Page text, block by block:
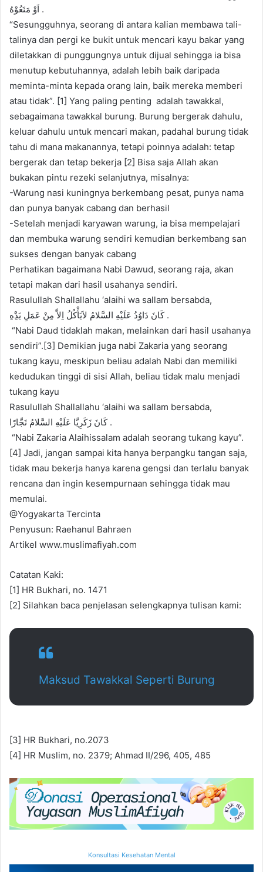
ﺍَﻭْ ﻣَﻨَﻌُﻮْﻩُ .
“Sesungguhnya, seorang di antara kalian membawa tali-
talinya dan pergi ke bukit untuk mencari kayu bakar yang
diletakkan di punggungnya untuk dijual sehingga ia bisa
menutup kebutuhannya, adalah lebih baik daripada
meminta-minta kepada orang lain, baik mereka memberi
atau tidak”. [1] Yang paling penting adalah tawakkal,
sebagaimana tawakkal burung. Burung bergerak dahulu,
keluar dahulu untuk mencari makan, padahal burung tidak
tahu di mana makanannya, tetapi poinnya adalah: tetap
bergerak dan tetap bekerja [2] Bisa saja Allah akan
bukakan pintu rezeki selanjutnya, misalnya:
-Warung nasi kuningnya berkembang pesat, punya nama
dan punya banyak cabang dan berhasil
-Setelah menjadi karyawan warung, ia bisa mempelajari
dan membuka warung sendiri kemudian berkembang san
sukses dengan banyak cabang
Perhatikan bagaimana Nabi Dawud, seorang raja, akan
tetapi makan dari hasil usahanya sendiri.
Rasulullah Shallallahu ‘alaihi wa sallam bersabda,
ﻛَﺎﻥَ ﺩَﺍﻭُﺩُ ﻋَﻠَﻴْﻪِ ﺍﻟﺴَّﻼﻡُ ﻻَﻳَﺄْﻛُﻞُ ﺍِﻻَّ ﻣِﻦْ ﻋَﻤَﻞِ ﻳَﺪَِْﻩِ .
“Nabi Daud tidaklah makan, melainkan dari hasil usahanya
sendiri”.[3] Demikian juga nabi Zakaria yang seorang
tukang kayu, meskipun beliau adalah Nabi dan memiliki
kedudukan tinggi di sisi Allah, beliau tidak malu menjadi
tukang kayu
Rasulullah Shallallahu ‘alaihi wa sallam bersabda,
ﻛَﺎﻥَ ﺯَﻛَﺮِﻳَّﺎ ﻋَﻠَﻴْﻪِ ﺍﻟﺴَّﻼﻡُ ﻧَﺠَّﺎﺭًﺍ .
“Nabi Zakaria Alaihissalam adalah seorang tukang kayu”.
[4] Jadi, jangan sampai kita hanya berpangku tangan saja,
tidak mau bekerja hanya karena gengsi dan terlalu banyak
rencana dan ingin kesempurnaan sehingga tidak mau
memulai.
@Yogyakarta Tercinta
Penyusun: Raehanul Bahraen
Artikel www.muslimafiyah.com
Catatan Kaki:
[1] HR Bukhari, no. 1471
[2] Silahkan baca penjelasan selengkapnya tulisan kami:
Maksud Tawakkal Seperti Burung
[3] HR Bukhari, no.2073
[4] HR Muslim, no. 2379; Ahmad II/296, 405, 485
Konsultasi Kesehatan Mental